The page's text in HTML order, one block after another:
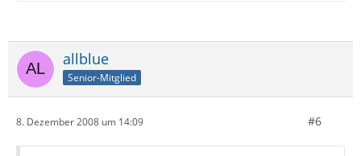
allblue
Senior-Mitglied
8. Dezember 2008 um 14:09 #6